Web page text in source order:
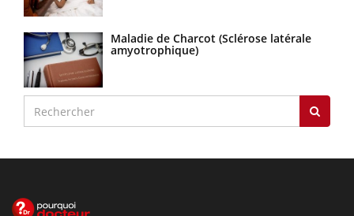
Maladie de Charcot (Sclérose latérale
amyotrophique)